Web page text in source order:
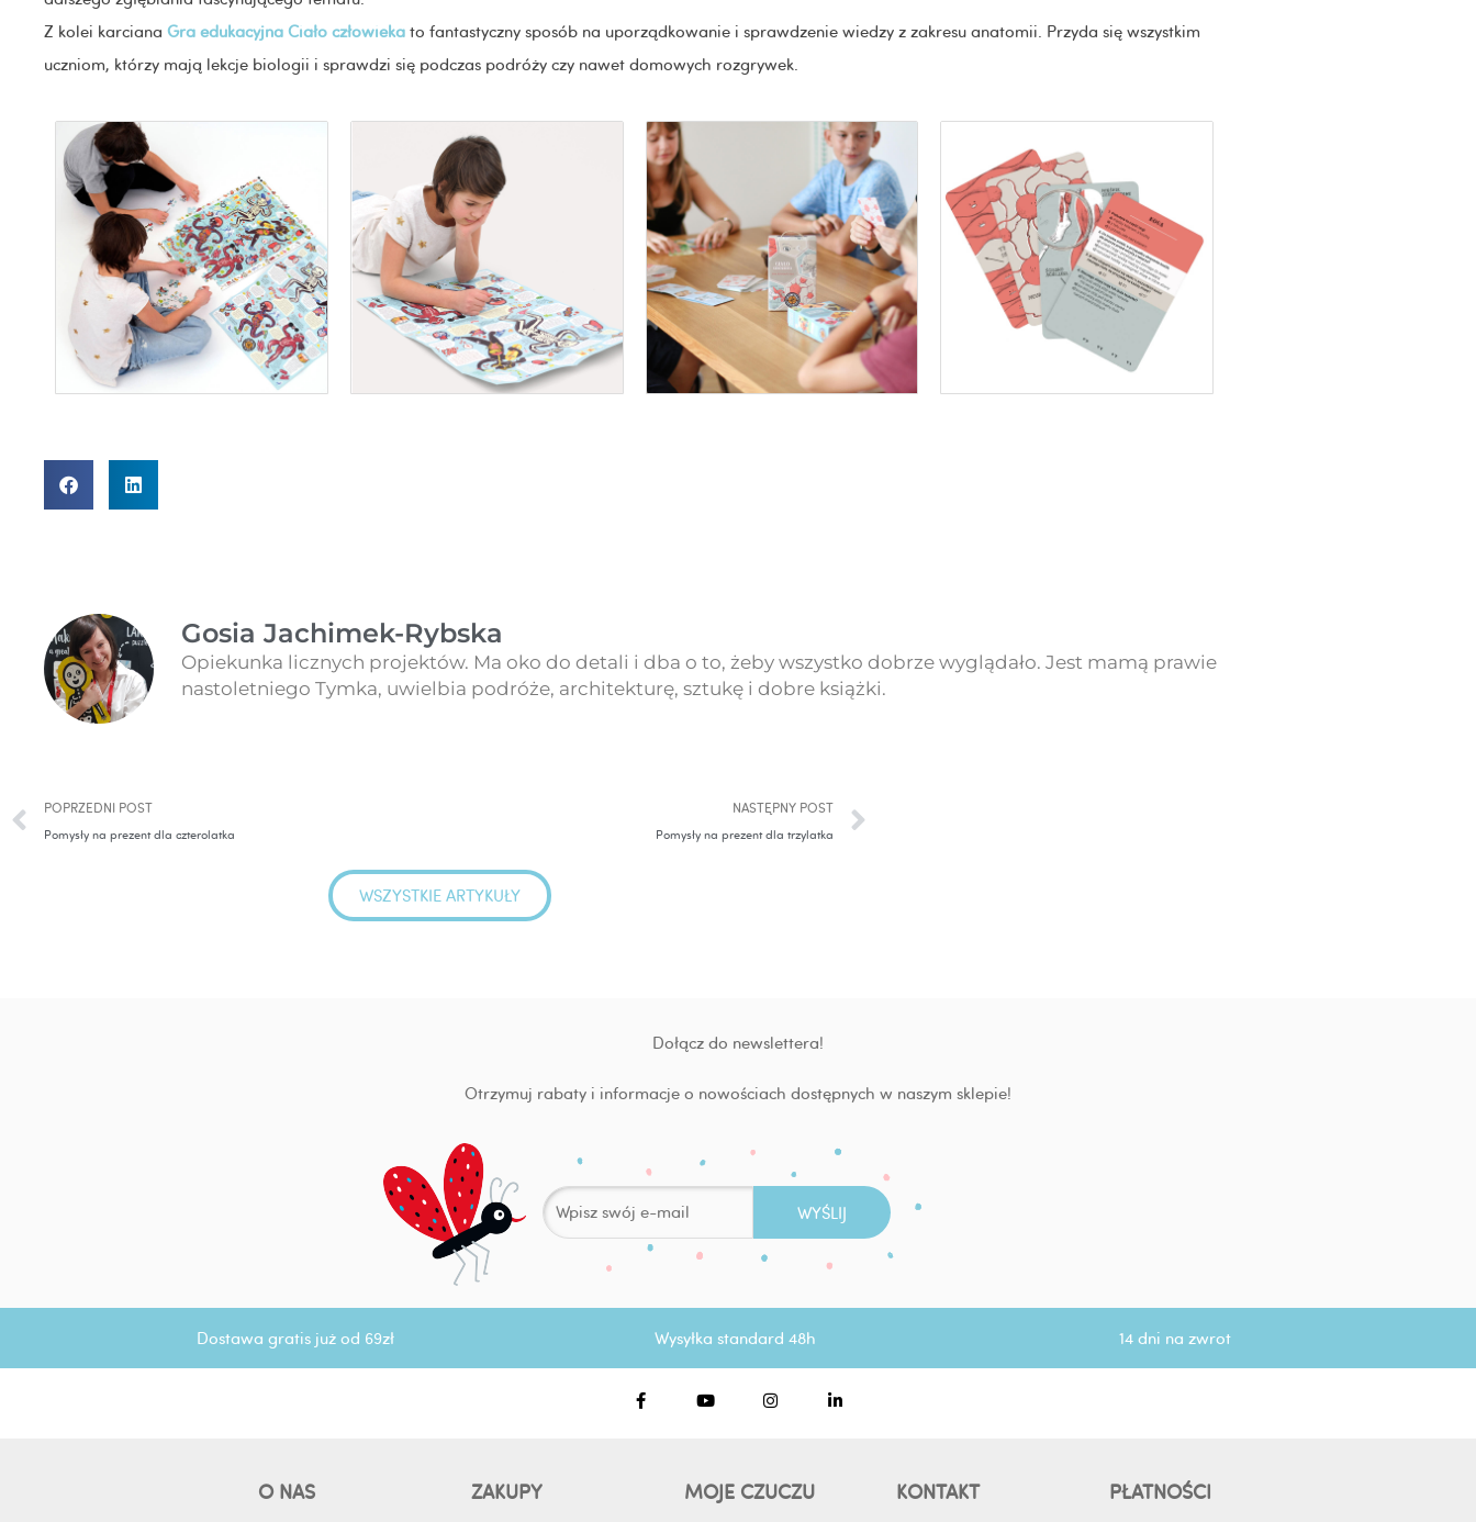
Z kolei karciana Gra edukacyjna Ciało człowieka to fantastyczny sposób na uporządkowanie i sprawdzenie wiedzy z zakresu anatomii. Przyda się wszystkim
uczniom, którzy mają lekcje biologii i sprawdzi się podczas podróży czy nawet domowych rozgrywek.
Gosia Jachimek-Rybska
Opiekunka licznych projektów. Ma oko do detali i dba o to, żeby wszystko dobrze wyglądało. Jest mamą prawie
nastoletniego Tymka, uwielbia podróże, architekturę, sztukę i dobre książki.
Prev
POPRZEDNI POST
Pomysły na prezent dla czterolatka
NASTĘPNY POST
Pomysły na prezent dla trzylatka
WSZYSTKIE ARTYKUŁY
Dołącz do newslettera!
Otrzymuj rabaty i informacje o nowościach dostępnych w naszym sklepie!
Dostawa gratis już od 69zł Wysyłka standard 48h 14 dni na zwrot
F
a
Y
o
b
e
I
n
g
r
L
i
O NAS ZAKUPY MOJE CZUCZU KONTAKT PŁATNOŚCI